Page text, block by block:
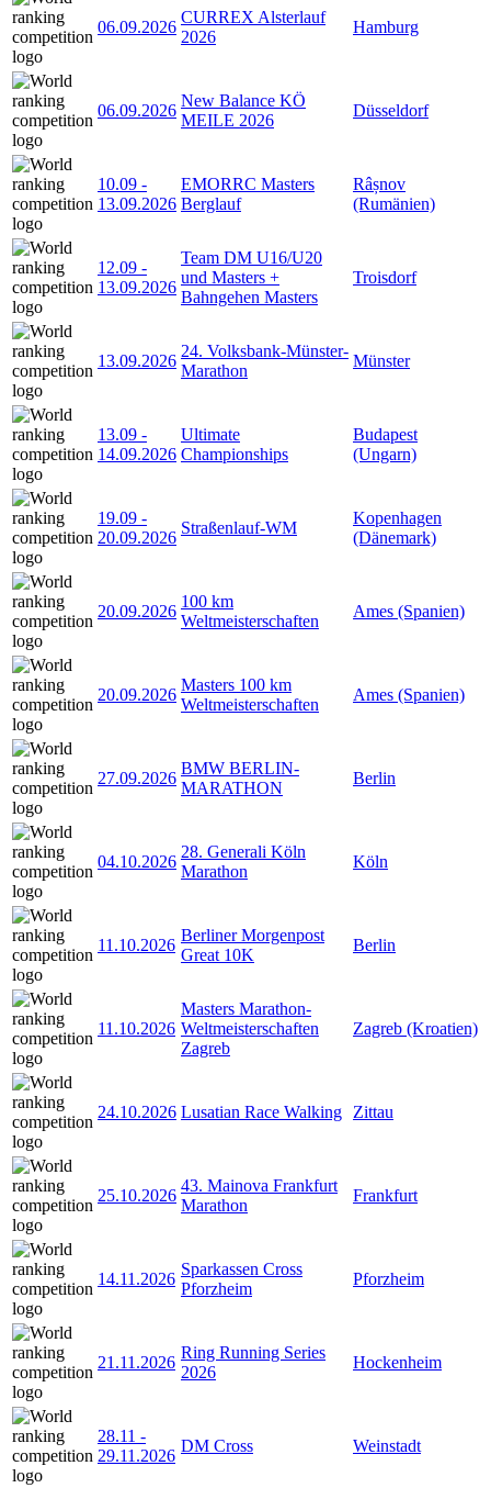
06.09.2026
CURREX Alsterlauf
2026
Hamburg
06.09.2026
New Balance KÖ
MEILE 2026
Düsseldorf
10.09 -
13.09.2026
EMORRC Masters
Berglauf
Râșnov
(Rumänien)
12.09 -
13.09.2026
Team DM U16/U20
und Masters +
Bahngehen Masters
Troisdorf
13.09.2026
24. Volksbank-Münster-
Marathon
Münster
13.09 -
14.09.2026
Ultimate
Championships
Budapest
(Ungarn)
19.09 -
20.09.2026
Straßenlauf-WM
Kopenhagen
(Dänemark)
20.09.2026
100 km
Weltmeisterschaften
Ames (Spanien)
20.09.2026
Masters 100 km
Weltmeisterschaften
Ames (Spanien)
27.09.2026
BMW BERLIN-
MARATHON
Berlin
04.10.2026
28. Generali Köln
Marathon
Köln
11.10.2026
Berliner Morgenpost
Great 10K
Berlin
11.10.2026
Masters Marathon-
Weltmeisterschaften
Zagreb
Zagreb (Kroatien)
24.10.2026 Lusatian Race Walking Zittau
25.10.2026
43. Mainova Frankfurt
Marathon
Frankfurt
14.11.2026
Sparkassen Cross
Pforzheim
Pforzheim
21.11.2026
Ring Running Series
2026
Hockenheim
28.11 -
29.11.2026
DM Cross Weinstadt